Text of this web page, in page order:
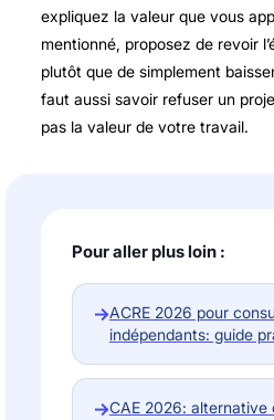
expliquez la valeur que vous
mentionné, proposez de revoir
plutôt que de simplement
faut aussi savoir refuser un
pas la valeur de votre travail.
Pour aller plus loin :
→ACRE 2026 pour
indépendants: guide
→CAE 2026: alternative